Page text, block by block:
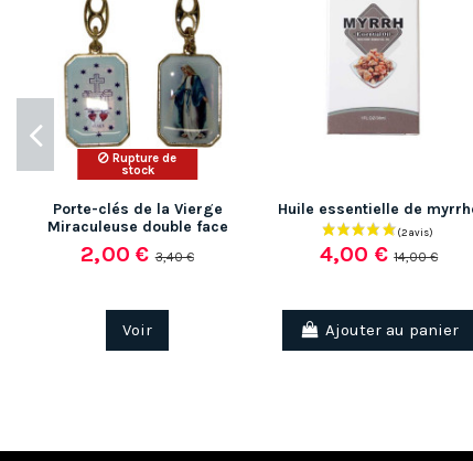
Rupture de
stock
Porte-clés de la Vierge
Miraculeuse double face
2,00 €3,40 €
Voir
Huile essentielle de
4,00 €14,00 €
Ajouter au panier